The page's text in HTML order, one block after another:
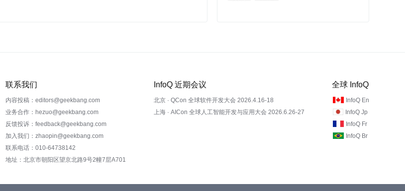
联系我们
内容投稿：editors@geekbang.com
业务合作：hezuo@geekbang.com
反馈投诉：feedback@geekbang.com
加入我们：zhaopin@geekbang.com
联系电话：010-64738142
地址：北京市朝阳区望京北路9号2幢7层A701
InfoQ 近期会议
北京 · QCon 全球软件开发大会 2026.4.16-18
上海 · AICon 全球人工智能开发与应用大会 2026.6.26-27
全球 InfoQ
InfoQ En
InfoQ Jp
InfoQ Fr
InfoQ Br